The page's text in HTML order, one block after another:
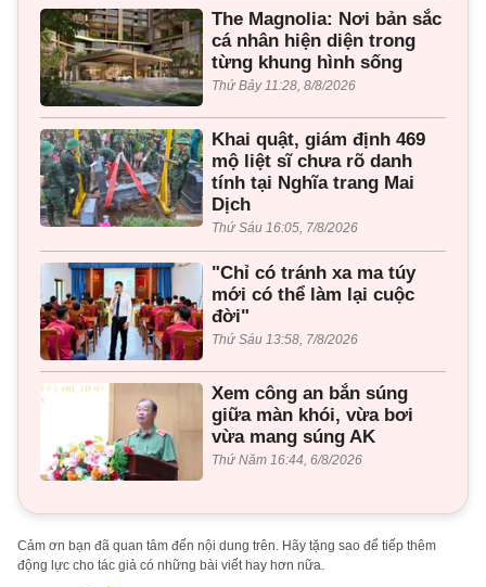
The Magnolia: Nơi bản sắc
cá nhân hiện diện trong
từng khung hình sống
Thứ Bảy 11:28, 8/8/2026
Khai quật, giám định 469
mộ liệt sĩ chưa rõ danh
tính tại Nghĩa trang Mai
Dịch
Thứ Sáu 16:05, 7/8/2026
"Chỉ có tránh xa ma túy
mới có thể làm lại cuộc
đời"
Thứ Sáu 13:58, 7/8/2026
Xem công an bắn súng
giữa màn khói, vừa bơi
vừa mang súng AK
Thứ Năm 16:44, 6/8/2026
Cảm ơn bạn đã quan tâm đến nội dung trên. Hãy tặng sao để tiếp thêm
động lực cho tác giả có những bài viết hay hơn nữa.